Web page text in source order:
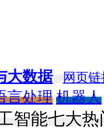
大数据 网页
言处理 机器人
智能七大